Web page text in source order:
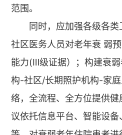
范围。
同时，应加强各级各
社区医务人员对老年衰 弱
能力(Ⅲ级证据）；构建衰
构-社区/长期照护机构-家
络，全流程、全方位提供
议依托信息平台、智能设